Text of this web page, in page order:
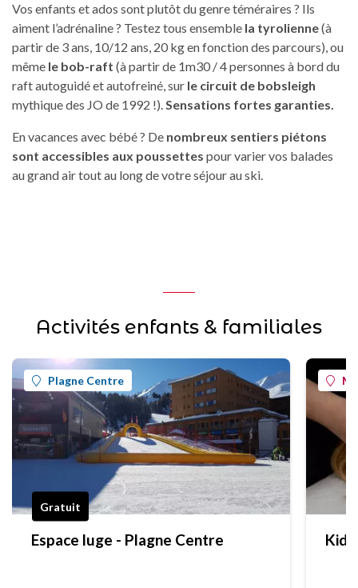
Vos enfants et ados sont plutôt du genre téméraires ? Ils
aiment l’adrénaline ? Testez tous ensemble la tyrolienne(à
partir de 3 ans, 10/12 ans, 20 kg en fonction des parcours), ou
même le bob-raft (à partir de 1m30 / 4 personnes à bord du
raft autoguidé et autofreiné, sur le circuit de bobsleigh
mythique des JO de 1992 !).Sensations fortes garanties.
En vacances avec bébé ? De nombreux sentiers piétons
sont accessibles aux poussettes pour varier vos balades
au grand air tout au long de votre séjour au ski.
Activités enfants & familiales
Plagne Centre
Gratuit
Espace luge - Plagne Centre Kids